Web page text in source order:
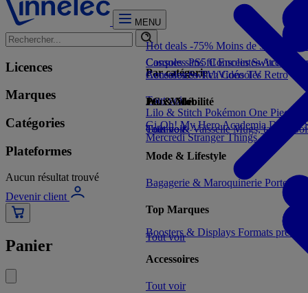
MENU
Licences
Marques
Catégories
Plateformes
Aucun résultat trouvé
Devenir client
Panier
Hot deals -75% Moins de 5€
Par catégorie
Tout voir
Consoles PS5Consoles Switch 2
Consoles SwitchConsoles Retro
Jeux Vidéo
Tout voir
Cuisine & VaisselleMugs, tasses,
Mode & Lifestyle
Bagagerie & Maroquinerie Porte-
Top Marques
Tout voir
Boosters & Displays Formats prêts
Accessoires
Tout voir
Casques sans filEnceintes
Accessoires TV/VidéoTV
PC & Mobilité
Tout voir
Lilo & Stitch Pokémon One Piece
Gi-Oh!My Hero AcademiaDemon
MercrediStranger Things